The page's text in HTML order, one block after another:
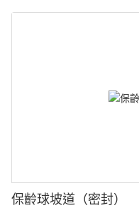
保齡球坡道（密封）